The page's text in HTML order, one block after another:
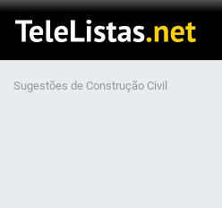
Sugestões de Construção Civil